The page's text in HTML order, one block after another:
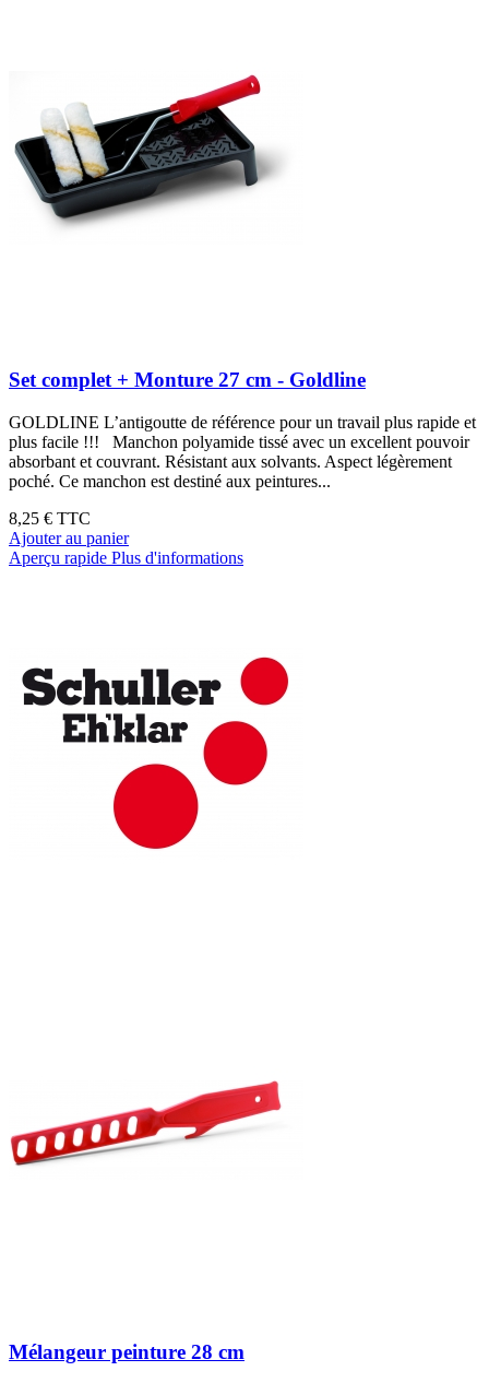
Set complet + Monture 27 cm - Goldline
GOLDLINE L’antigoutte de référence pour un travail plus rapide et
plus facile !!! Manchon polyamide tissé avec un excellent pouvoir
absorbant et couvrant. Résistant aux solvants. Aspect légèrement
poché. Ce manchon est destiné aux peintures...
8,25 € TTC
Ajouter au panier
Aperçu rapide Plus d'informations
Mélangeur peinture 28 cm